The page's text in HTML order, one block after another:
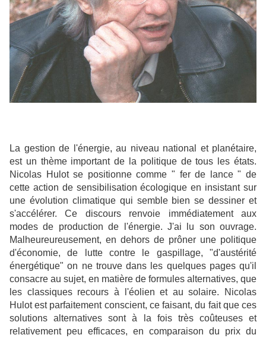
La gestion de l'énergie, au niveau national et planétaire,
est un thème important de la politique de tous les états.
Nicolas Hulot se positionne comme " fer de lance " de
cette action de sensibilisation écologique en insistant sur
une évolution climatique qui semble bien se dessiner et
s'accélérer. Ce discours renvoie immédiatement aux
modes de production de l'énergie. J'ai lu son ouvrage.
Malheureureusement, en dehors de prôner une politique
d'économie, de lutte contre le gaspillage, "d'austérité
énergétique" on ne trouve dans les quelques pages qu'il
consacre au sujet, en matière de formules alternatives, que
les classiques recours à l'éolien et au solaire. Nicolas
Hulot est parfaitement conscient, ce faisant, du fait que ces
solutions alternatives sont à la fois très coûteuses et
relativement peu efficaces, en comparaison du prix du